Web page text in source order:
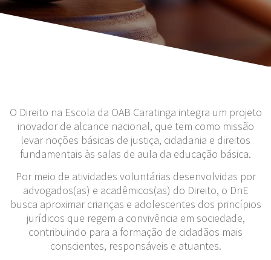
O Direito na Escola da OAB Caratinga integra um projeto
inovador de alcance nacional, que tem como missão
levar noções básicas de justiça, cidadania e direitos
fundamentais às salas de aula da educação básica.
Por meio de atividades voluntárias desenvolvidas por
advogados(as) e acadêmicos(as) do Direito, o DnE
busca aproximar crianças e adolescentes dos princípios
jurídicos que regem a convivência em sociedade,
contribuindo para a formação de cidadãos mais
conscientes, responsáveis e atuantes.